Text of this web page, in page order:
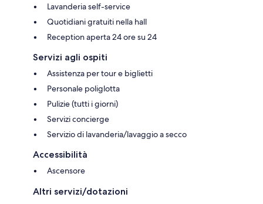
Lavanderia self-service
Quotidiani gratuiti nella hall
Reception aperta 24 ore su 24
Servizi agli ospiti
Assistenza per tour e biglietti
Personale poliglotta
Pulizie (tutti i giorni)
Servizi concierge
Servizio di lavanderia/lavaggio a secco
Accessibilità
Ascensore
Altri servizi/dotazioni